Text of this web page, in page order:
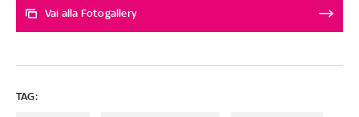
sacri di Hollywood, la cui bacheca vanta 4 Emmy, 3
Vai alla Fotogallery
TAG: